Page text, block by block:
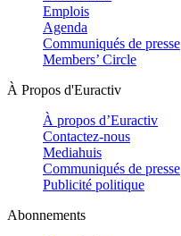
Emplois
Agenda
Communiqués de presse
Members’ Circle
À Propos d'Euractiv
À propos d’Euractiv
Contactez-nous
Mediahuis
Communiqués de presse
Publicité politique
Abonnements